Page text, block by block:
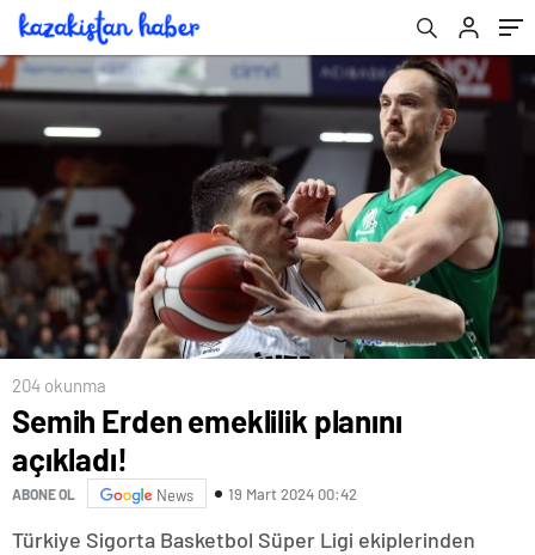
204 okunma
Semih Erden emeklilik planını
açıkladı!
ABONE OL News 19 Mart 2024 00:42
Türkiye Sigorta Basketbol Süper Ligi ekiplerinden